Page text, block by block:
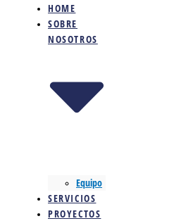
HOME
SOBRE
NOSOTROS
Equipo
SERVICIOS
PROYECTOS